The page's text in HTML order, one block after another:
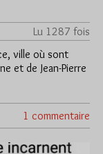
Lu 1287 fois
ville où sont
et de Jean-Pierre
1 commentaire